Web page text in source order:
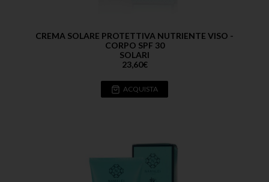
CREMA SOLARE PROTETTIVA NUTRIENTE VISO -
CORPO SPF 30
SOLARI
23,60€
ACQUISTA